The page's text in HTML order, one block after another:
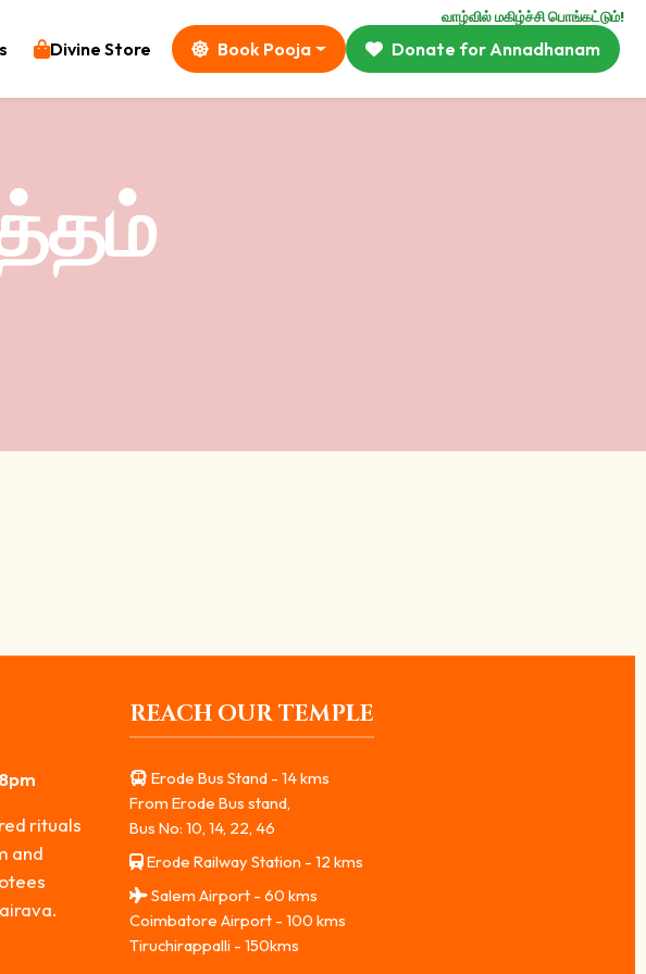
வாழ்வில் மகிழ்ச்சி பொங்கட்டும்!
Divine Store Book Pooja Donate for Annadhanam
rituals
and
REACH OUR TEMPLE
Erode Bus Stand - 14 kms
From Erode Bus stand,
Bus No: 10, 14, 22, 46
Erode Railway Station - 12 kms
Salem Airport - 60 kms
Coimbatore Airport - 100 kms
Tiruchirappalli - 150kms